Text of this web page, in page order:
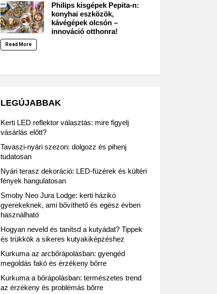
Philips kisgépek Pepita-n:
konyhai eszközök,
kávégépek olcsón –
innováció otthonra!
Read More
LEGÚJABBAK
Kerti LED reflektor választás: mire figyelj
vásárlás előtt?
Tavaszi-nyári szezon: dolgozz és pihenj
tudatosan
Nyári terasz dekoráció: LED-füzérek és kültéri
fények hangulatosan
Smoby Neo Jura Lodge: kerti házikó
gyerekeknek, ami bővíthető és egész évben
használható
Hogyan neveld és tanítsd a kutyádat? Tippek
és trükkök a sikeres kutyakiképzéshez
Kurkuma az arcbőrápolásban: gyengéd
megoldás fakó és érzékeny bőrre
Kurkuma a bőrápolásban: természetes trend
az érzékeny és problémás bőrre